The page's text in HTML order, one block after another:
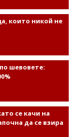
които никой не
шевовете:
се качи на
да се взира